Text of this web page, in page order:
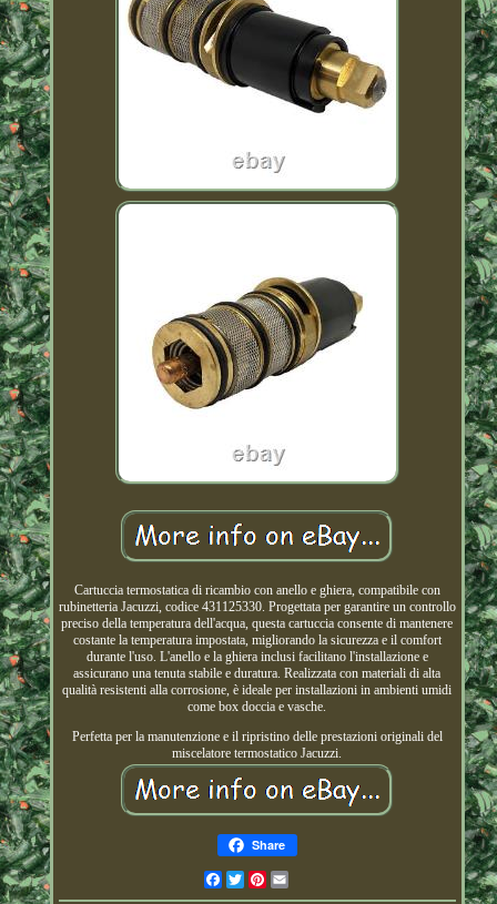
Cartuccia termostatica di ricambio con anello e ghiera, compatibile con
rubinetteria Jacuzzi, codice 431125330. Progettata per garantire un controllo
preciso della temperatura dell'acqua, questa cartuccia consente di mantenere
costante la temperatura impostata, migliorando la sicurezza e il comfort
durante l'uso. L'anello e la ghiera inclusi facilitano l'installazione e
assicurano una tenuta stabile e duratura. Realizzata con materiali di alta
qualità resistenti alla corrosione, è ideale per installazioni in ambienti umidi
come box doccia e vasche.
Perfetta per la manutenzione e il ripristino delle prestazioni originali del
miscelatore termostatico Jacuzzi.
Share
Facebook
TwitterPinterest